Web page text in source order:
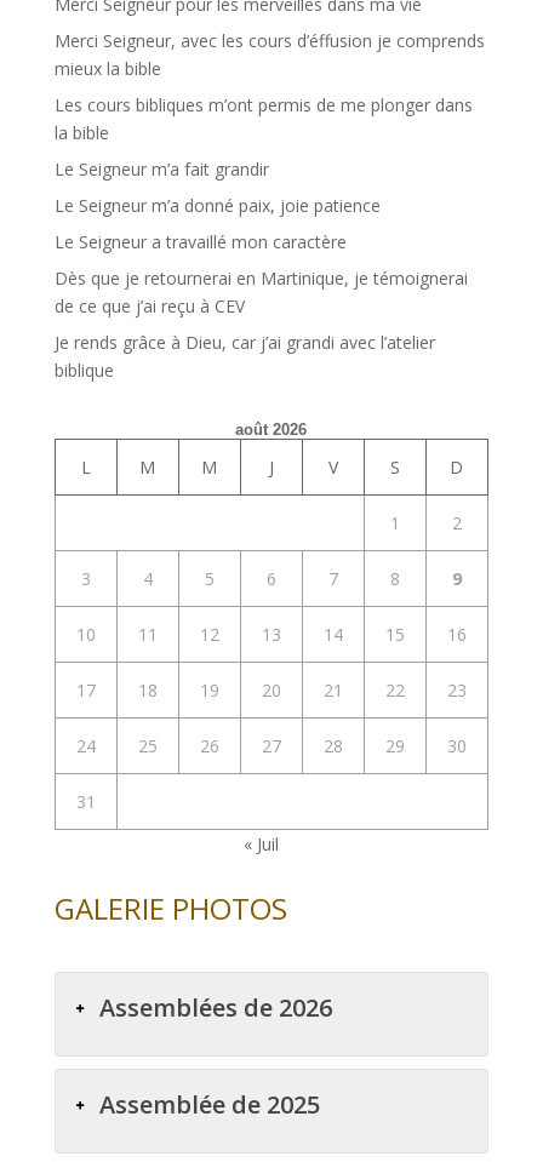
Merci Seigneur, avec les cours d’éffusion je comprends
mieux la bible
Les cours bibliques m’ont permis de me plonger dans
la bible
Le Seigneur m’a fait grandir
Le Seigneur m’a donné paix, joie patience
Le Seigneur a travaillé mon caractère
Dès que je retournerai en Martinique, je témoignerai
de ce que j’ai reçu à CEV
Je rends grâce à Dieu, car j’ai grandi avec l’atelier
biblique
août 2026
L M M J V S D
1 2
3 4 5 6 7 8 9
10 11 12 13 14 15 16
17 18 19 20 21 22 23
24 25 26 27 28 29 30
31
« Juil
GALERIE PHOTOS
Assemblées de 2026
Assemblée de 2025